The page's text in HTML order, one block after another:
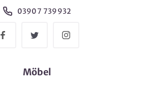
03907 739932
Möbel